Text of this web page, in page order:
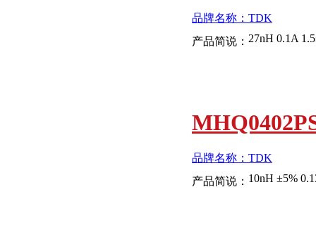
品牌名称：TDK
产品简说： 27nH 0.1A
品牌名称：TDK
产品简说： 10nH ±5%